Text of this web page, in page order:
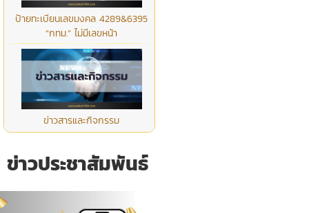
ป้ายทะเบียนเลขมงคล 4289&6395
“กทม.” ไม่มีเลขหน้า
ข่าวสารและกิจกรรม
ข่าวประชาสัมพันธ์